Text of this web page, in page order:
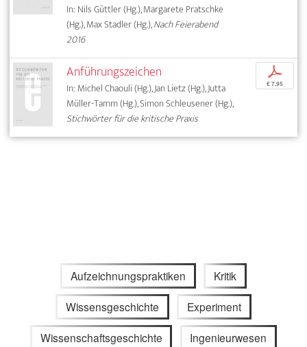
In: Nils Güttler (Hg.), Margarete Pratschke
(Hg.), Max Stadler (Hg.),Nach Feierabend
2016
Anführungszeichen
In: Michel Chaouli (Hg.), Jan Lietz (Hg.), Jutta
Müller-Tamm (Hg.), Simon Schleusener (Hg.),
Stichwörter für die kritische Praxis
p
€ 7,95
Aufzeichnungspraktiken Kritik
Wissensgeschichte Experiment
Wissenschaftsgeschichte Ingenieurwesen